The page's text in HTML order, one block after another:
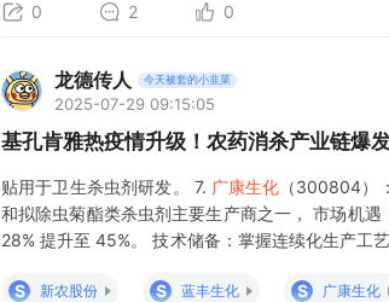
0 2 0
龙德传人 今天被套的小韭菜
2025-07-29 09:15:05
基孔肯雅热疫情升级！农药消杀产业链爆
贴用于卫生杀虫剂研发。 7. 广康生化 （300804）
和拟除虫菊酯类杀虫剂主要生产商之一， 市场机
28% 提升至 45%。 技术储备：掌握连续化生产工
S
新农股份 S 蓝丰生化 S 广康生化